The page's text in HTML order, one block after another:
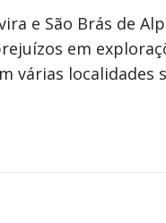
e São Brás de
em
várias localidades